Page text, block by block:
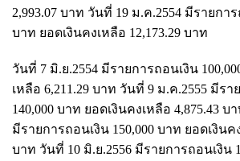
2,993.07 บาท วันที่ 19 ม.ค.2554 มีรายการ
บาท ยอดเงินคงเหลือ 12,173.29 บาท
วันที่ 7 มิ.ย.2554 มีรายการถอนเงิน
เหลือ 6,211.29 บาท วันที่ 9 ม.ค.2555 มีรา
140,000 บาท ยอดเงินคงเหลือ 4,875.43 บ
มีรายการถอนเงิน 150,000 บาท ยอดเงินค
บาท วันที่ 10 มิ.ย.2556 มีรายการถอนเงิน